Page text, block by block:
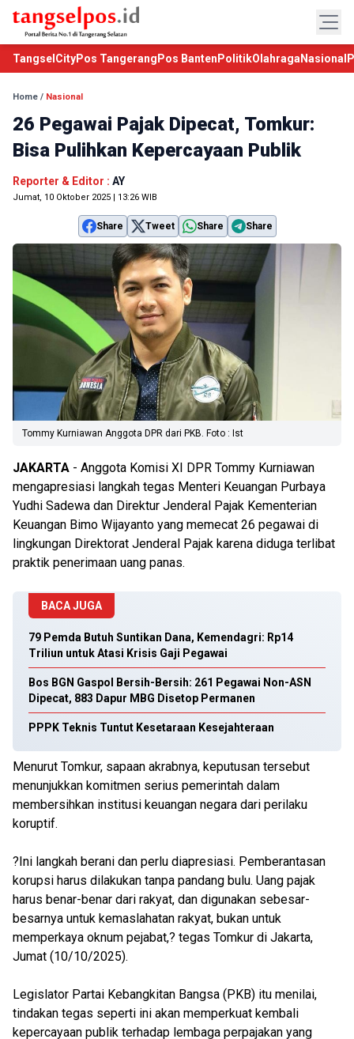
TangselCityPos Tangerang Pos Banten PolitikOlahraga Nasional
Home / Nasional
26 Pegawai Pajak Dipecat, Tomkur:
Bisa Pulihkan Kepercayaan Publik
Reporter & Editor : AY
Jumat, 10 Oktober 2025 | 13:26 WIB
Share Tweet Share Share
Tommy Kurniawan Anggota DPR dari PKB. Foto : Ist
JAKARTA - Anggota Komisi XI DPR Tommy Kurniawan
mengapresiasi langkah tegas Menteri Keuangan Purbaya
Yudhi Sadewa dan Direktur Jenderal Pajak Kementerian
Keuangan Bimo Wijayanto yang memecat 26 pegawai di
lingkungan Direktorat Jenderal Pajak karena diduga terlibat
praktik penerimaan uang panas.
BACA JUGA
79 Pemda Butuh Suntikan Dana, Kemendagri: Rp14
Triliun untuk Atasi Krisis Gaji Pegawai
Bos BGN Gaspol Bersih-Bersih: 261 Pegawai Non-ASN
Dipecat, 883 Dapur MBG Disetop Permanen
PPPK Teknis Tuntut Kesetaraan Kesejahteraan
Menurut Tomkur, sapaan akrabnya, keputusan tersebut
menunjukkan komitmen serius pemerintah dalam
membersihkan institusi keuangan negara dari perilaku
koruptif.
?Ini langkah berani dan perlu diapresiasi. Pemberantasan
korupsi harus dilakukan tanpa pandang bulu. Uang pajak
harus benar-benar dari rakyat, dan digunakan sebesar-
besarnya untuk kemaslahatan rakyat, bukan untuk
memperkaya oknum pejabat,? tegas Tomkur di Jakarta,
Jumat (10/10/2025).
Legislator Partai Kebangkitan Bangsa (PKB) itu menilai,
tindakan tegas seperti ini akan memperkuat kembali
kepercayaan publik terhadap lembaga perpajakan yang